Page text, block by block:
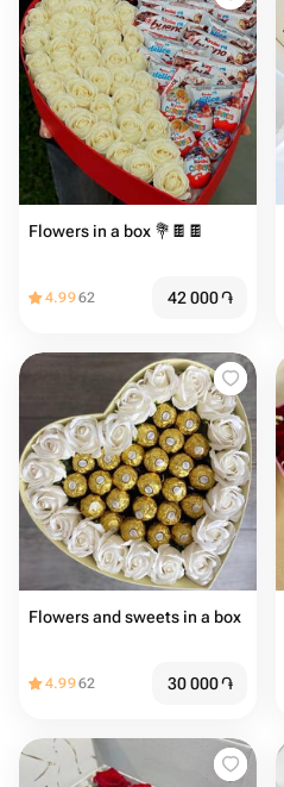
Flowers in a box 💐🍫🍫
4.9962 42 000֏
Flowers and sweets in a box
4.9962 30 000֏